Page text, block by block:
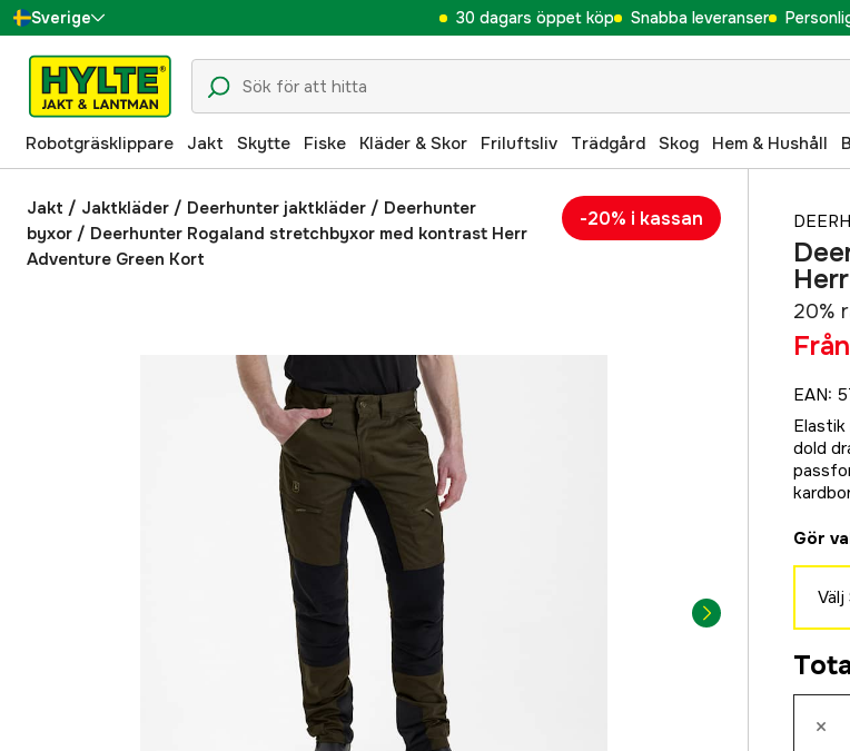
Sverige
Danmark
Suomi
Norge
Deutschland
30 dagars öppet köp Snabba leveranser
Robotgräsklippare Jakt Skytte Fiske Kläder & Skor Friluftsliv Trädgård Skog Hem & Hushåll
Jakt / Jaktkläder / Deerhunter jaktkläder / Deerhunter
byxor / Deerhunter Rogaland stretchbyxor med kontrast Herr
Adventure Green Kort
-20% i kassan
20%
Från
EAN:
dold
Gör
1
×